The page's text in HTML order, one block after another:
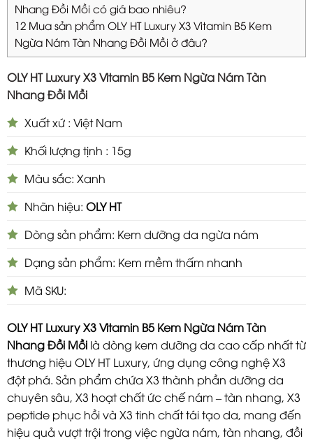
Nhang Đồi Mồi có giá bao nhiêu?
12 Mua sản phẩm OLY HT Luxury X3 Vitamin B5 Kem
Ngừa Nám Tàn Nhang Đồi Mồi ở đâu?
OLY HT Luxury X3 Vitamin B5 Kem Ngừa Nám Tàn
Nhang Đồi Mồi
Xuất xứ : Việt Nam
Khối lượng tịnh : 15g
Màu sắc: Xanh
Nhãn hiệu: OLY HT
Dòng sản phẩm: Kem dưỡng da ngừa nám
Dạng sản phẩm: Kem mềm thấm nhanh
Mã SKU:
OLY HT Luxury X3 Vitamin B5 Kem Ngừa Nám Tàn
Nhang Đồi Mồi là dòng kem dưỡng da cao cấp nhất từ
thương hiệu OLY HT Luxury, ứng dụng công nghệ X3
đột phá. Sản phẩm chứa X3 thành phần dưỡng da
chuyên sâu, X3 hoạt chất ức chế nám – tàn nhang, X3
peptide phục hồi và X3 tinh chất tái tạo da, mang đến
hiệu quả vượt trội trong việc ngừa nám, tàn nhang, đồi